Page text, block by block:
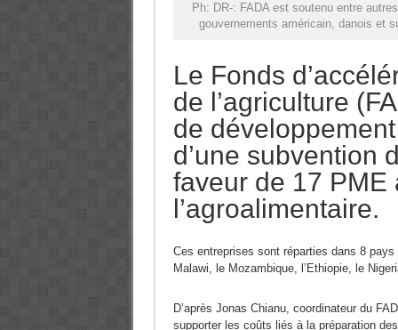
Ph: DR-: FADA est soutenu entre
gouvernements américain, danois et
Le Fonds
de l’agriculture
de
d’une subvention
faveur de 17 PME
l’agroalimentaire.
Ces entreprises sont réparties dans 8
Malawi, le Mozambique, l’Ethiopie, le
D’après Jonas Chianu, coordinateur du
supporter les coûts liés à la préparation